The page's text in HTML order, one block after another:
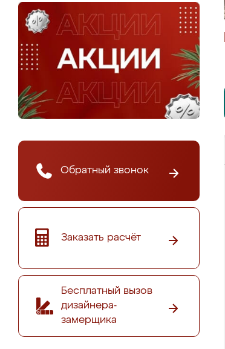
Обратный звонок
Заказать расчёт
Бесплатный вызов
дизайнера-
замерщика